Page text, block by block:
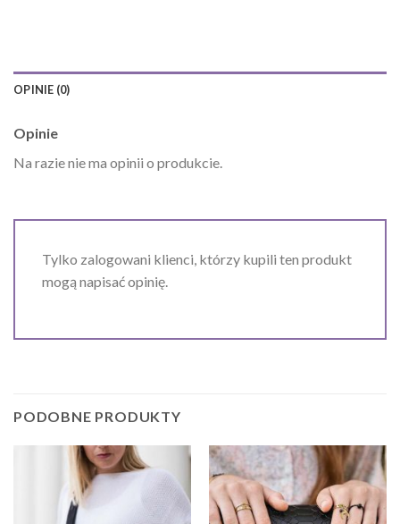
OPINIE (0)
Opinie
Na razie nie ma opinii o produkcie.
Tylko zalogowani klienci, którzy kupili ten produkt
mogą napisać opinię.
PODOBNE PRODUKTY